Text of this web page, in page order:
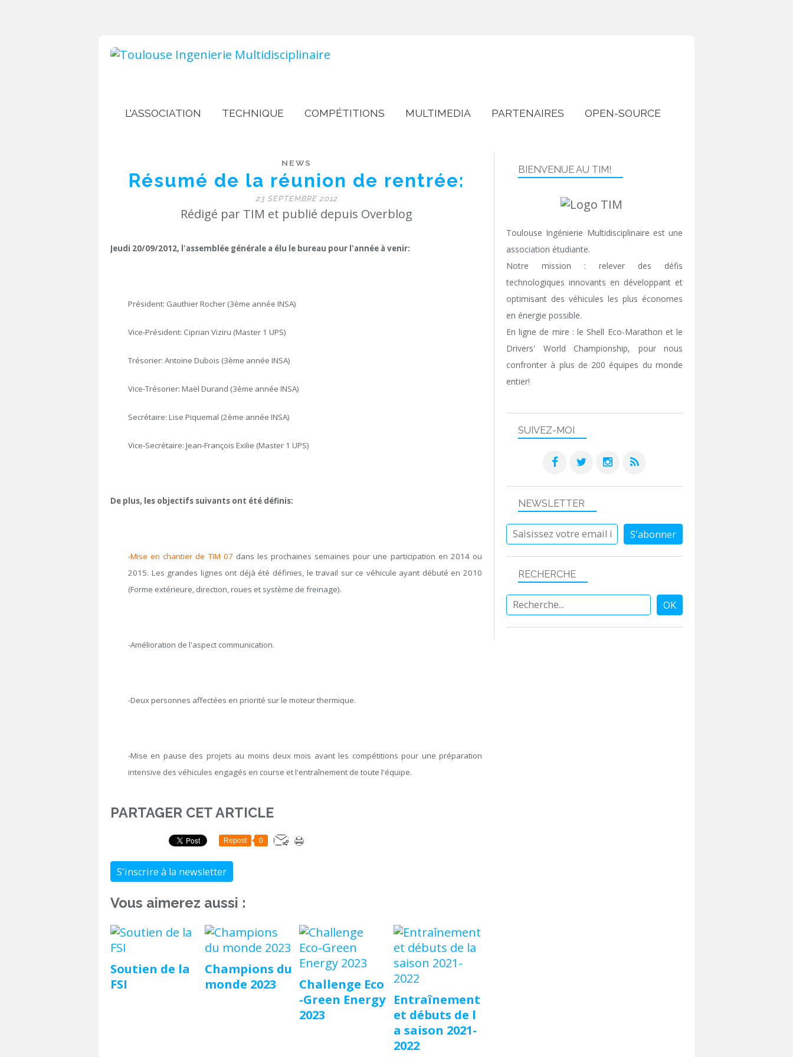
L'ASSOCIATION TECHNIQUE COMPÉTITIONS MULTIMEDIA PARTENAIRES OPEN-SOURCE
NEWS
Résumé de la réunion de rentrée:
23 SEPTEMBRE 2012
Rédigé par TIM et publié depuis Overblog
Jeudi 20/09/2012, l'assemblée générale a élu le bureau pour l'année à venir:
Président: Gauthier Rocher (3ème année INSA)
Vice-Président: Ciprian Viziru (Master 1 UPS)
Trésorier: Antoine Dubois (3ème année INSA)
Vice-Trésorier: Maël Durand (3ème année INSA)
Secrétaire: Lise Piquemal (2ème année INSA)
Vice-Secrétaire: Jean-François Exilie (Master 1 UPS)
De plus, les objectifs suivants ont été définis:
-Mise en chantier de TIM 07 dans les prochaines semaines pour une participation en 2014 ou
2015. Les grandes lignes ont déjà été définies, le travail sur ce véhicule ayant débuté en 2010
(Forme extérieure, direction, roues et système de freinage).
-Amélioration de l'aspect communication.
-Deux personnes affectées en priorité sur le moteur thermique.
-Mise en pause des projets au moins deux mois avant les compétitions pour une préparation
intensive des véhicules engagés en course et l'entraînement de toute l'équipe.
PARTAGER CET ARTICLE
Repost 0
S'inscrire à la newsletter
Vous aimerez aussi :
Soutien de la
FSI
Champions du
monde 2023
Challenge Eco
-Green Energy
2023
Entraînement
et débuts de l
a saison 2021-
2022
NEWSLETTER
SUIVEZ-MOI
RECHERCHE
BIENVENUE AU TIM!
Toulouse Ingénierie Multidisciplinaire est une
association étudiante.
Notre mission : relever des défis
technologiques innovants en développant et
optimisant des véhicules les plus économes
en énergie possible.
En ligne de mire : le Shell Eco-Marathon et le
Drivers' World Championship, pour nous
confronter à plus de 200 équipes du monde
entier!